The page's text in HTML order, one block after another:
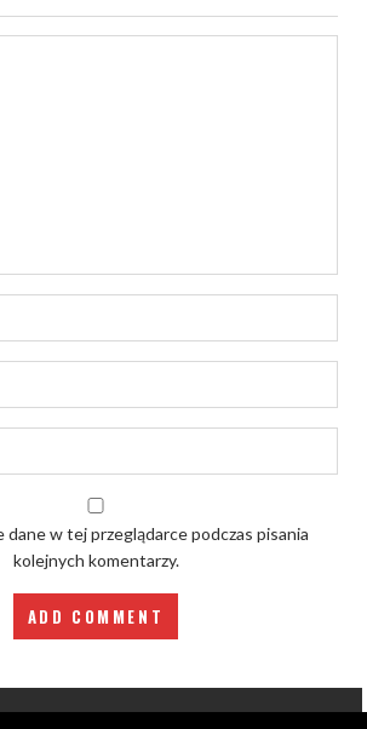
dane w tej przeglądarce podczas pisania
kolejnych komentarzy.